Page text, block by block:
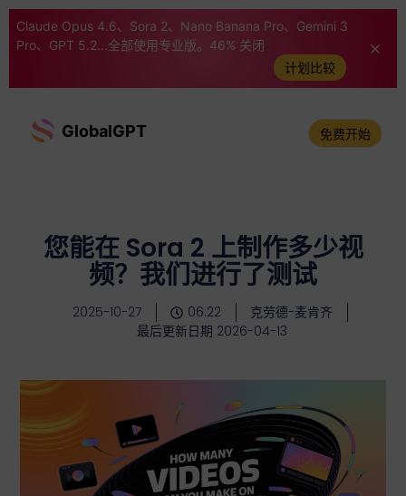
Claude Opus 4.6、Sora 2、Nano Banana Pro、Gemini 3
Pro、GPT 5.2...全部使用专业版。46% 关闭
计划比较
GlobalGPT 免费开始
您能在 Sora 2 上制作多少视
频？我们进行了测试
2025-10-27 06:22
克劳德-麦肯齐
最后更新日期 2026-04-13